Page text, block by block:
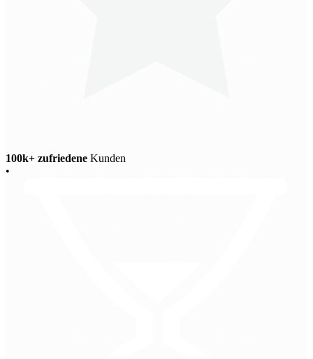
100k+ zufriedene Kunden
•